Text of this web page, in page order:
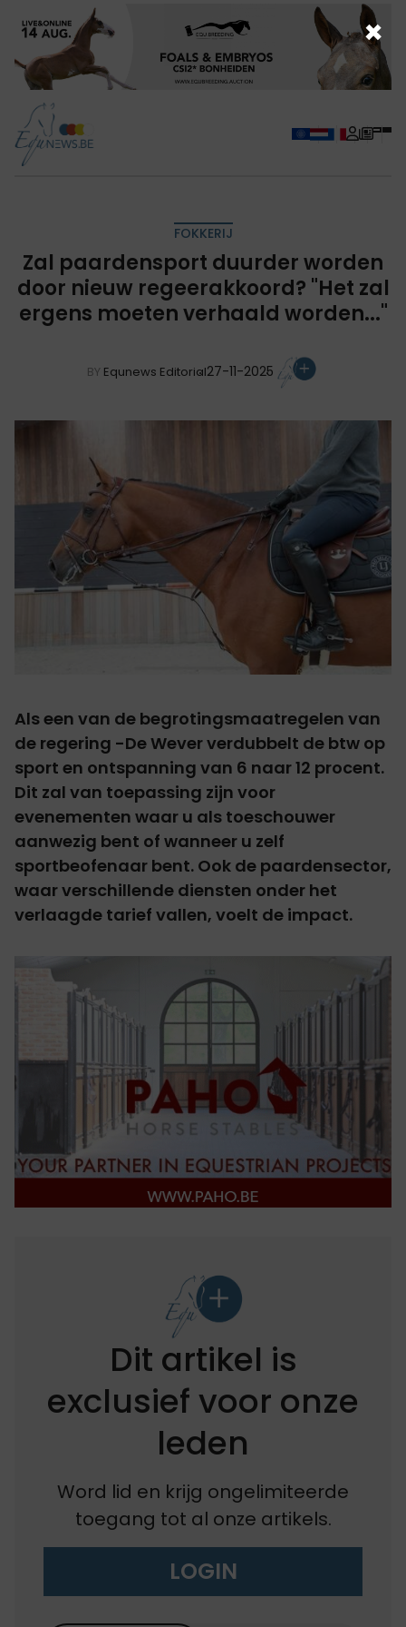
FOKKERIJ
Zal paardensport duurder worden
door nieuw regeerakkoord? "Het zal
ergens moeten verhaald worden..."
BY Equnews Editorial27-11-2025
Als een van de begrotingsmaatregelen van
de regering -De Wever verdubbelt de btw op
sport en ontspanning van 6 naar 12 procent.
Dit zal van toepassing zijn voor
evenementen waar u als toeschouwer
aanwezig bent of wanneer u zelf
sportbeofenaar bent. Ook de paardensector,
waar verschillende diensten onder het
verlaagde tarief vallen, voelt de impact.
Dit artikel is
exclusief voor onze
leden
Word lid en krijg ongelimiteerde
toegang tot al onze artikels.
LOGIN
×